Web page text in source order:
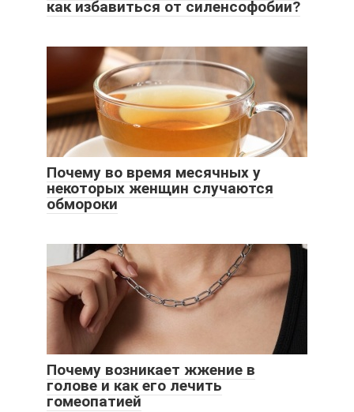
как избавиться от силенсофобии?
Почему во время месячных у
некоторых женщин случаются
обмороки
Почему возникает жжение в
голове и как его лечить
гомеопатией